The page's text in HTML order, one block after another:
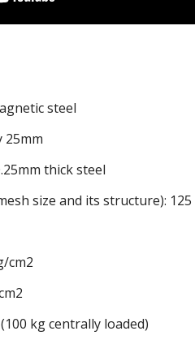
steel
25mm
thick steel
size and its structure):
cm2
kg centrally loaded)